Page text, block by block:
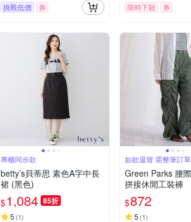
挑戰低價 券 限時下殺 券
專櫃同步款
betty’s貝蒂思 素色A字中長
裙 (黑色)
$1,084 85折
5 (1)
如欲退貨 需整筆訂
能單退
Green Parks 腰
拼接休閒工裝褲
$872
5 (1)